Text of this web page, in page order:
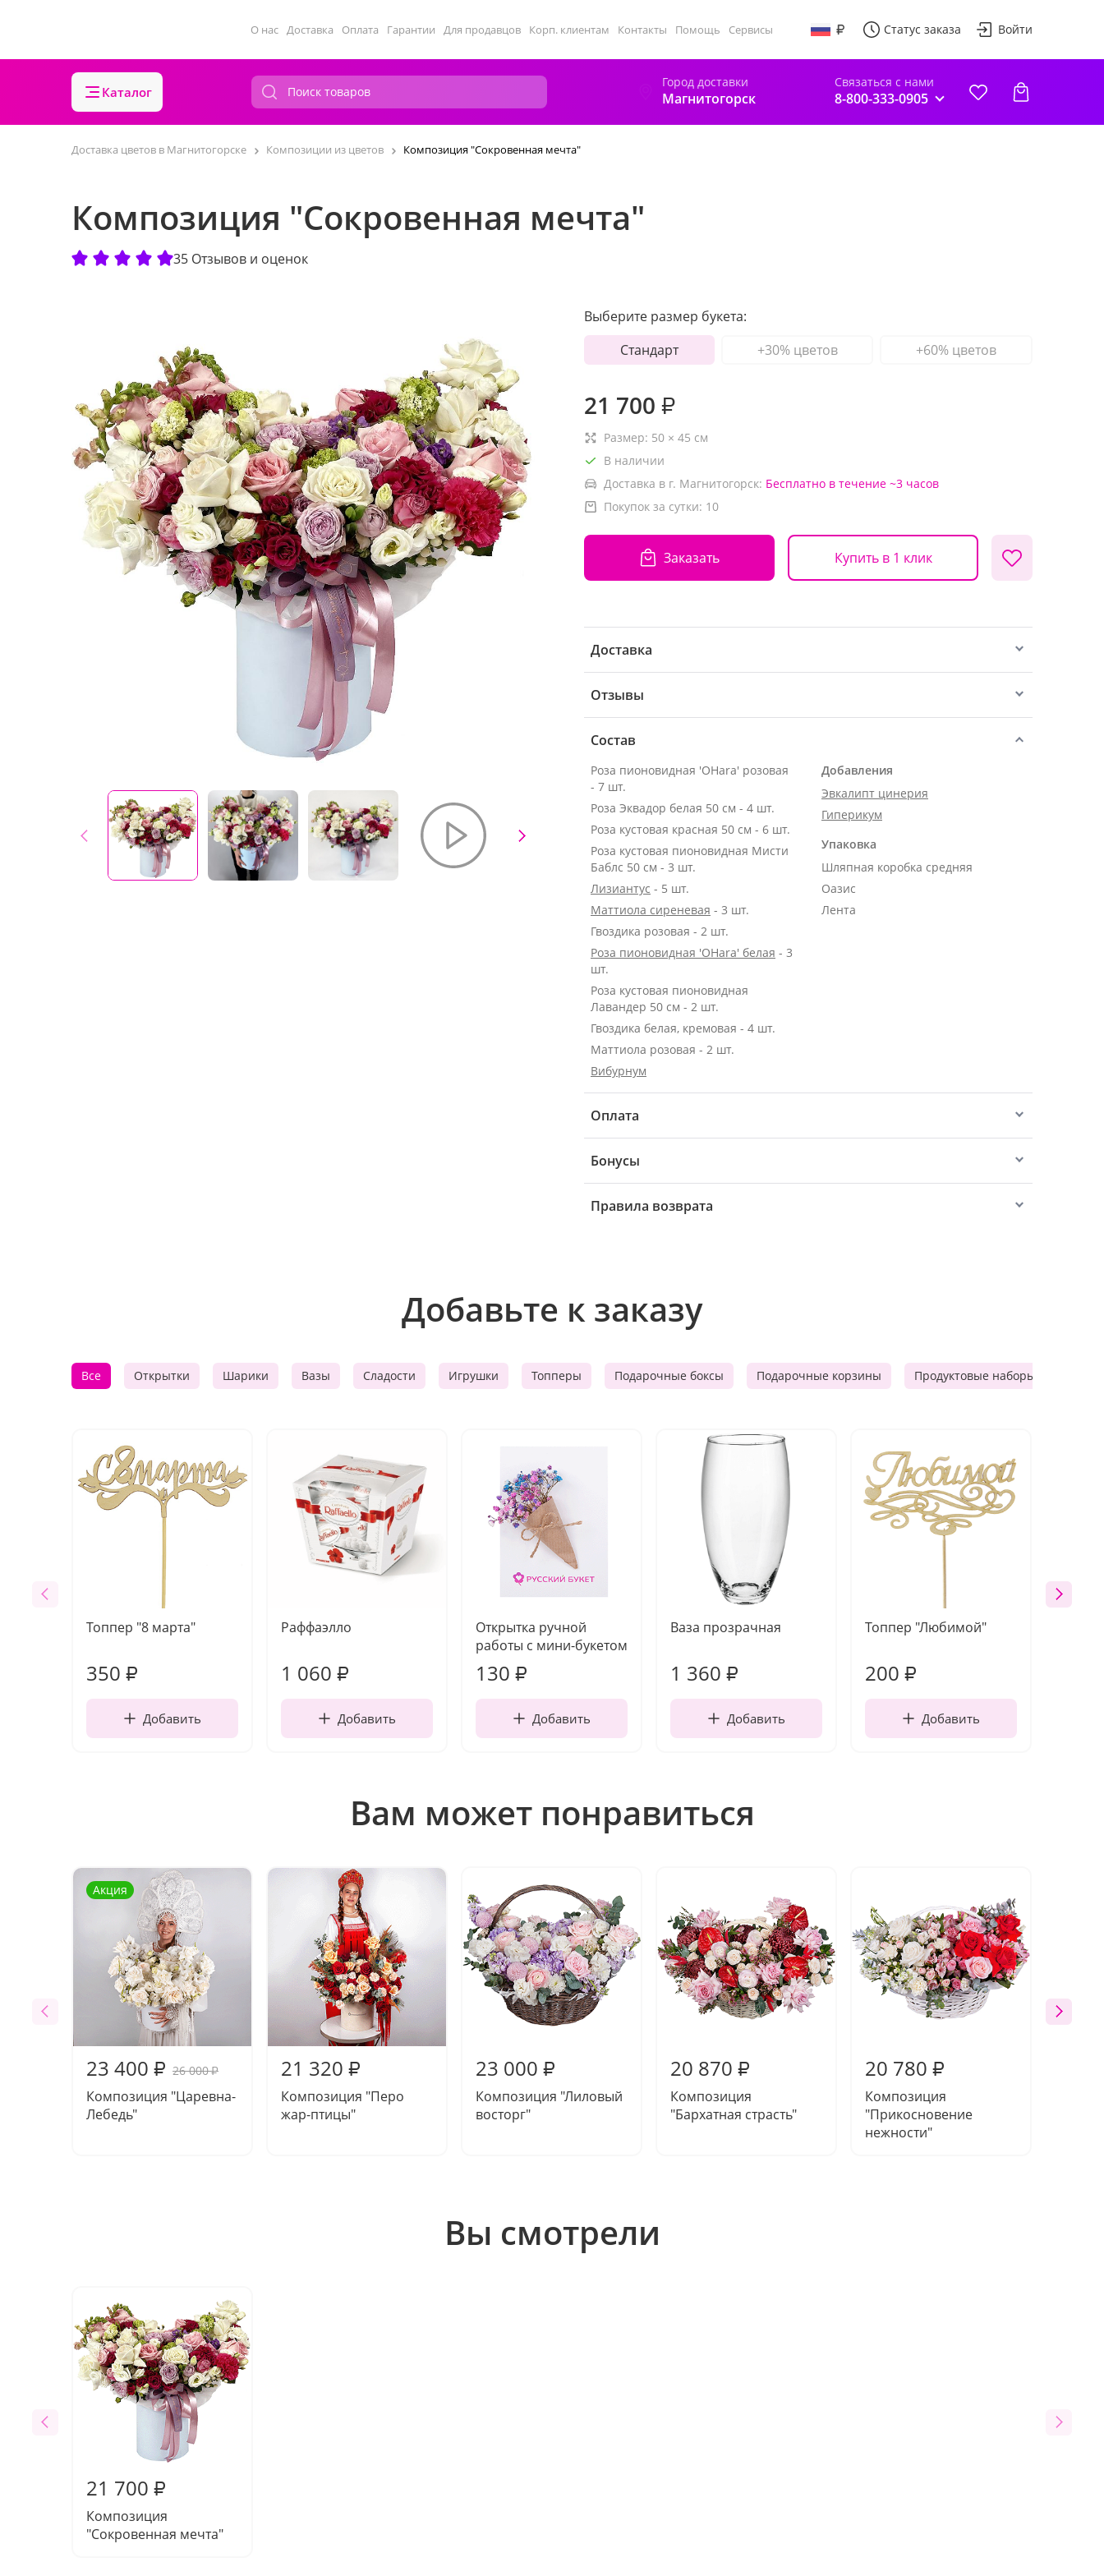
О нас Доставка Оплата Гарантии Для продавцов Корп. клиентам Контакты Помощь Сервисы Статус заказа Войти
Каталог
Город доставки
Магнитогорск
Связаться с нами
8-800-333-0905
Доставка цветов в Магнитогорске Композиции из цветов Композиция "Сокровенная мечта"
Композиция "Сокровенная мечта"
35 Отзывов и оценок
Выберите размер букета:
Стандарт
+30% цветов +60% цветов
21 700 ₽
Размер: 50 × 45 см
В наличии
Доставка в г. Магнитогорск: Бесплатно в течение ~3 часов
Покупок за сутки: 10
Заказать Купить в 1 клик
Доставка
Отзывы
Состав
Роза пионовидная 'OHara' розовая
- 7 шт.
Роза Эквадор белая 50 см - 4 шт.
Роза кустовая красная 50 см - 6 шт.
Роза кустовая пионовидная Мисти
Баблс 50 см - 3 шт.
Лизиантус - 5 шт.
Маттиола сиреневая - 3 шт.
Гвоздика розовая - 2 шт.
Роза пионовидная 'OHara' белая - 3
шт.
Роза кустовая пионовидная
Лавандер 50 см - 2 шт.
Гвоздика белая, кремовая - 4 шт.
Маттиола розовая - 2 шт.
Вибурнум
Добавления
Эвкалипт цинерия
Гиперикум
Упаковка
Шляпная коробка средняя
Оазис
Лента
Оплата
Бонусы
Правила возврата
Добавьте к заказу
Все Открытки Шарики Вазы Сладости Игрушки Топперы Подарочные боксы Подарочные корзины Продуктовые наборы
Топпер "8 марта"
350 ₽
Добавить
Раффаэлло
1 060 ₽
Добавить
Открытка ручной
работы с мини-букетом
130 ₽
Добавить
Ваза прозрачная
1 360 ₽
Добавить
Топпер "Любимой"
200 ₽
Добавить
Вам может понравиться
Акция
23 400 ₽ 26 000₽
Композиция "Царевна-
Лебедь"
21 320 ₽
Композиция "Перо
жар-птицы"
23 000 ₽
Композиция "Лиловый
восторг"
20 870 ₽
Композиция
"Бархатная страсть"
20 780 ₽
Композиция
"Прикосновение
нежности"
Вы смотрели
21 700 ₽
Композиция
"Сокровенная мечта"